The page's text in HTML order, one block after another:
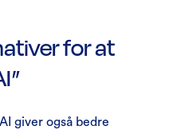
for at
giver også bedre